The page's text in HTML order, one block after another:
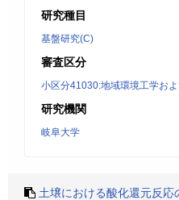
研究種目
基盤研究(C)
審査区分
小区分41030:地域環境工学お
研究機関
岐阜大学
土壌における酸化還元反応